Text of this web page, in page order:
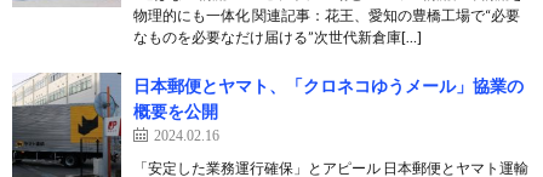
物理的にも一体化 関連記事：花王、愛知の豊橋工場で“必要
なものを必要なだけ届ける”次世代新倉庫[…]
日本郵便とヤマト、「クロネコゆうメール」協業の
概要を公開
2024.02.16
「安定した業務運行確保」とアピール 日本郵便とヤマト運輸